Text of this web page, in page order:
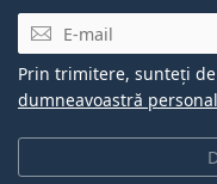
E-mail
Prin trimitere, sunteți
dumneavoastră